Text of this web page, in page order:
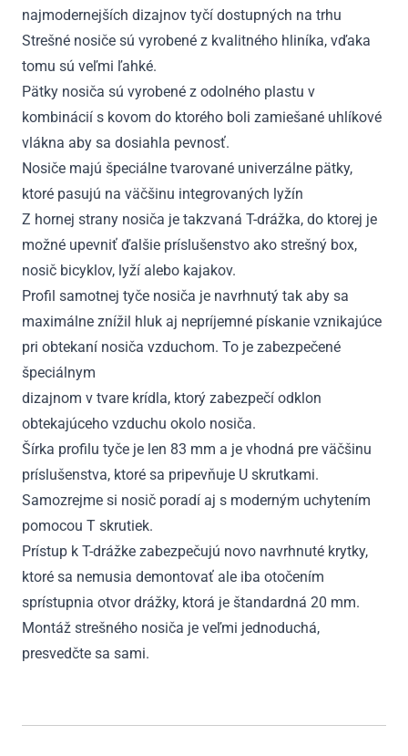
najmodernejších dizajnov tyčí dostupných na trhu
Strešné nosiče sú vyrobené z kvalitného hliníka, vďaka
tomu sú veľmi ľahké.
Pätky nosiča sú vyrobené z odolného plastu v
kombinácií s kovom do ktorého boli zamiešané uhlíkové
vlákna aby sa dosiahla pevnosť.
Nosiče majú špeciálne tvarované univerzálne pätky,
ktoré pasujú na väčšinu integrovaných lyžín
Z hornej strany nosiča je takzvaná T-drážka, do ktorej je
možné upevniť ďalšie príslušenstvo ako strešný box,
nosič bicyklov, lyží alebo kajakov.
Profil samotnej tyče nosiča je navrhnutý tak aby sa
maximálne znížil hluk aj nepríjemné pískanie vznikajúce
pri obtekaní nosiča vzduchom. To je zabezpečené
špeciálnym
dizajnom v tvare krídla, ktorý zabezpečí odklon
obtekajúceho vzduchu okolo nosiča.
Šírka profilu tyče je len 83 mm a je vhodná pre väčšinu
príslušenstva, ktoré sa pripevňuje U skrutkami.
Samozrejme si nosič poradí aj s moderným uchytením
pomocou T skrutiek.
Prístup k T-drážke zabezpečujú novo navrhnuté krytky,
ktoré sa nemusia demontovať ale iba otočením
sprístupnia otvor drážky, ktorá je štandardná 20 mm.
Montáž strešného nosiča je veľmi jednoduchá,
presvedčte sa sami.